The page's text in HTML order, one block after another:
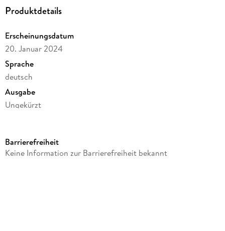
Produktdetails
Erscheinungsdatum
20. Januar 2024
Sprache
deutsch
Ausgabe
Ungekürzt
Laufzeit
Barrierefreiheit
Keine Information zur Barrierefreiheit bekannt